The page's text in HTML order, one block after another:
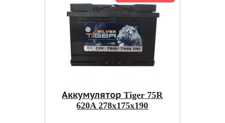
Аккумулятор Tiger 75R
620A 278x175x190